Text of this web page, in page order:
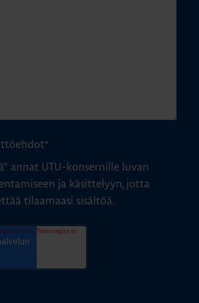
*
annat UTU-konsernille luvan
ja käsittelyyn, jotta
tilaamaasi sisältöä.